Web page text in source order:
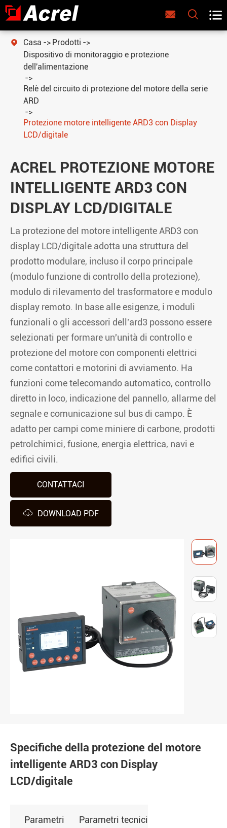
  
 Casa
Prodotti
Dispositivo di monitoraggio e protezione
dell'alimentazione
Relè del circuito di protezione del motore della serie
ARD
Protezione motore intelligente ARD3 con Display
LCD/digitale
ACREL PROTEZIONE MOTORE
INTELLIGENTE ARD3 CON
DISPLAY LCD/DIGITALE
La protezione del motore intelligente ARD3 con
display LCD/digitale adotta una struttura del
prodotto modulare, incluso il corpo principale
(modulo funzione di controllo della protezione),
modulo di rilevamento del trasformatore e modulo
display remoto. In base alle esigenze, i moduli
funzionali o gli accessori dell'ard3 possono essere
selezionati per formare un'unità di controllo e
protezione del motore con componenti elettrici
come contattori e motorini di avviamento. Ha
funzioni come telecomando automatico, controllo
diretto in loco, indicazione del pannello, allarme del
segnale e comunicazione sul bus di campo. È
adatto per campi come miniere di carbone, prodotti
petrolchimici, fusione, energia elettrica, navi e
edifici civili.
CONTATTACI
 DOWNLOAD PDF
Specifiche della protezione del motore
intelligente ARD3 con Display
LCD/digitale
Parametri Parametri tecnici